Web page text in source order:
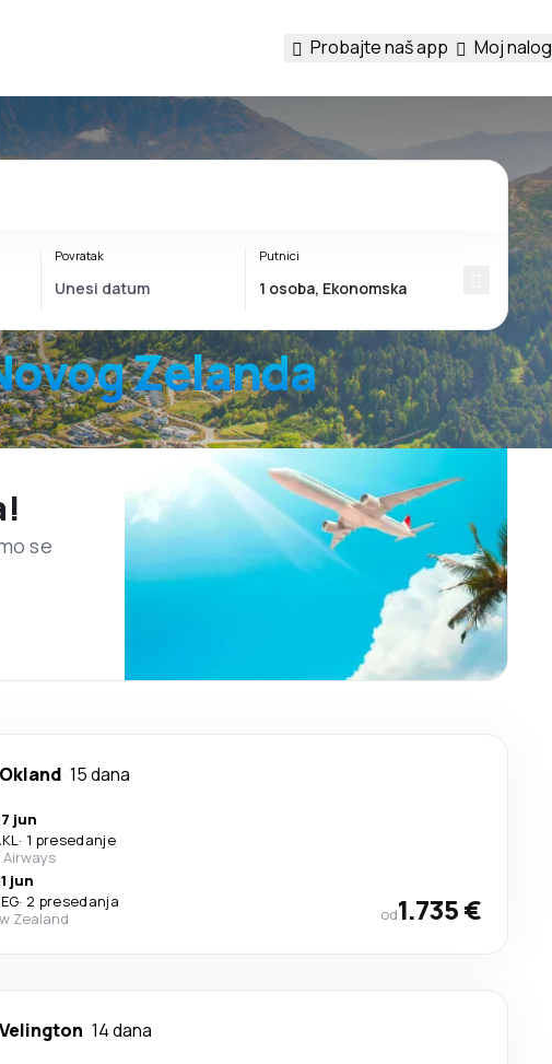
Probajte naš app Moj nalog
Zelanda
Povratak Putnici
se
Okland 15 dana
jun
· 1 presedanje
jun
· 2 presedanja
Zealand
od1.735 €
Velington 14 dana